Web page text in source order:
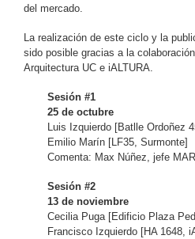
del mercado.
La realización de este ciclo y la
sido posible gracias a la
Arquitectura UC e iALTURA.
Sesión #1
25 de octubre
Luis Izquierdo [Batlle Ordoñez
Emilio Marín [LF35, Surmonte]
Comenta: Max Núñez, jefe
Sesión #2
13 de noviembre
Cecilia Puga [Edificio Plaza
Francisco Izquierdo [HA 1648,